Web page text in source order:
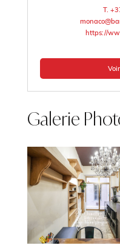
T.
https://
Galerie